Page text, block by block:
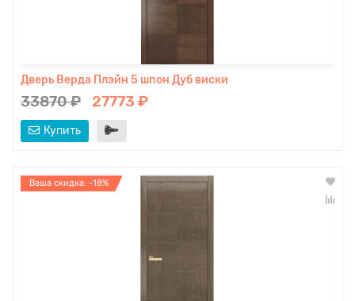
Дверь Верда Плэйн 5 шпон Дуб виски
33870 ₽ 27773 ₽
Купить
Ваша скидка: -18%